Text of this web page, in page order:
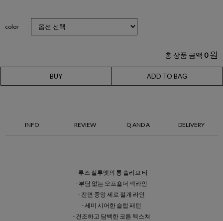
color
총 상품 금액 0 원
BUY ADD TO BAG
INFO REVIEW Q AND A DELIVERY
- 루즈 실루엣의 롱 슬리브 티
- 부담 없는 오프숄더 넥라인
- 전면 중앙 세로 절개 라인
- 세미 시어한 슬럽 패턴
- 건조하고 담백한 코튼 텍스쳐